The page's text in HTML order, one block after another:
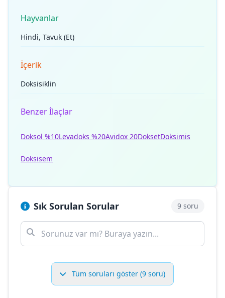
Hayvanlar
Hindi, Tavuk (Et)
İçerik
Doksisiklin
Benzer İlaçlar
Doksol %10Levadoks %20Avidox 20DoksetDoksimis
Doksisem
Sık Sorulan Sorular 9 soru
Tüm soruları göster (9 soru)